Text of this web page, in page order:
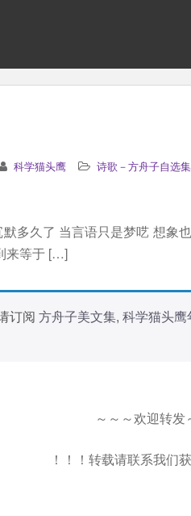
科学猫头鹰 诗歌－方舟子自选集
多久了 当言语只是梦呓 想象
来等于 […]
订阅 方舟子美文集, 科学猫头鹰
～～～欢迎转发
！！！转载请联系我们